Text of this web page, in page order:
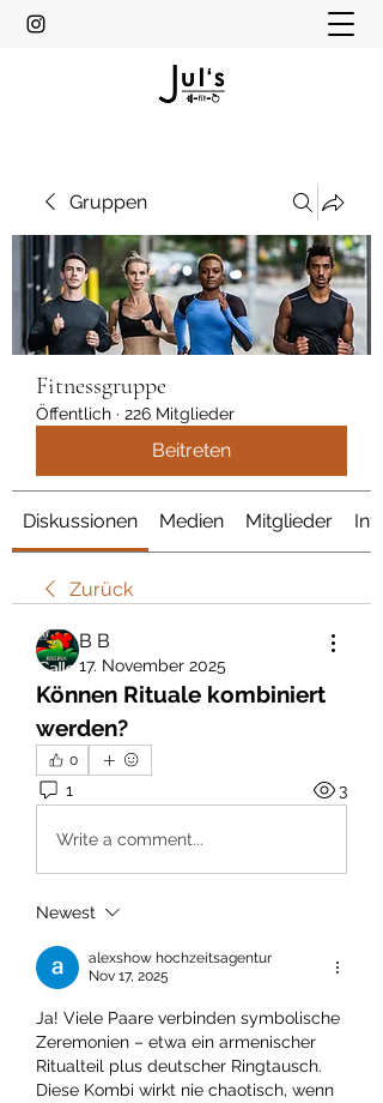
Gruppen
Fitnessgruppe
Öffentlich · 226 Mitglieder
Beitreten
Diskussionen Medien Mitglieder Info
Zurück
В В
17. November 2025
Können Rituale kombiniert
werden?
0
1 3
Write a comment...
Newest
alexshow hochzeitsagentur
Nov 17, 2025
Ja! Viele Paare verbinden symbolische
Zeremonien – etwa ein armenischer
Ritualteil plus deutscher Ringtausch.
Diese Kombi wirkt nie chaotisch, wenn